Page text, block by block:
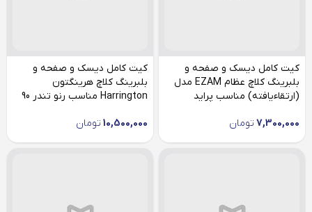
کیت کامل دیسک و صفحه و
بلبرینگ کلاچ عظام EZAM مدل
(ارتقاءیافته) مناسب پراید
7,300,000 تومان
کیت کامل دیسک و صفحه و
بلبرینگ کلاچ هرینگتون
Harrington مناسب رنو تندر 90
10,500,000 تومان